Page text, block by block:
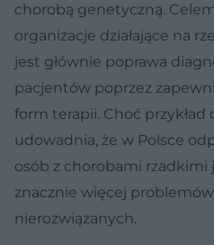
chorobą genetyczną.
organizacje działające na
jest głównie poprawa
pacjentów poprzez
form terapii. Choć przykład
udowadnia, że w Polsce
osób z chorobami rzadkimi
znacznie więcej
nierozwiązanych.